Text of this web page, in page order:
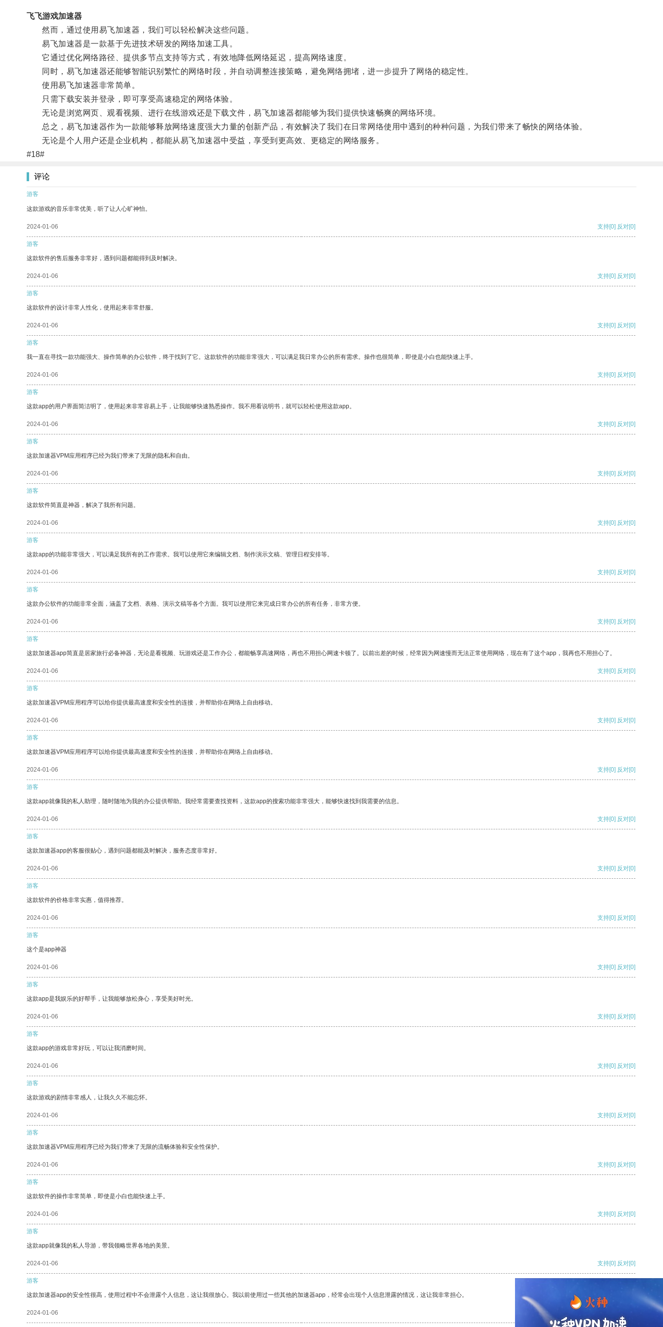
飞飞游戏加速器
然而，通过使用易飞加速器，我们可以轻松解决这些问题。
易飞加速器是一款基于先进技术研发的网络加速工具。
它通过优化网络路径、提供多节点支持等方式，有效地降低网络延迟，提高网络速度。
同时，易飞加速器还能够智能识别繁忙的网络时段，并自动调整连接策略，避免网络拥堵，进一步提升了网络的稳定性。
使用易飞加速器非常简单。
只需下载安装并登录，即可享受高速稳定的网络体验。
无论是浏览网页、观看视频、进行在线游戏还是下载文件，易飞加速器都能够为我们提供快速畅爽的网络环境。
总之，易飞加速器作为一款能够释放网络速度强大力量的创新产品，有效解决了我们在日常网络使用中遇到的种种问题，为我们带来了畅快的网络体验。
无论是个人用户还是企业机构，都能从易飞加速器中受益，享受到更高效、更稳定的网络服务。
#18#
评论
游客
这款游戏的音乐非常优美，听了让人心旷神怡。
2024-01-06 支持[0] 反对[0]
游客
这款软件的售后服务非常好，遇到问题都能得到及时解决。
2024-01-06 支持[0] 反对[0]
游客
这款软件的设计非常人性化，使用起来非常舒服。
2024-01-06 支持[0] 反对[0]
游客
我一直在寻找一款功能强大、操作简单的办公软件，终于找到了它。这款软件的功能非常强大，可以满足我日常办公的所有需求。操作也很简单，即使是小白也能快速上手。
2024-01-06 支持[0] 反对[0]
游客
这款app的用户界面简洁明了，使用起来非常容易上手，让我能够快速熟悉操作。我不用看说明书，就可以轻松使用这款app。
2024-01-06 支持[0] 反对[0]
游客
这款加速器VPM应用程序已经为我们带来了无限的隐私和自由。
2024-01-06 支持[0] 反对[0]
游客
这款软件简直是神器，解决了我所有问题。
2024-01-06 支持[0] 反对[0]
游客
这款app的功能非常强大，可以满足我所有的工作需求。我可以使用它来编辑文档、制作演示文稿、管理日程安排等。
2024-01-06 支持[0] 反对[0]
游客
这款办公软件的功能非常全面，涵盖了文档、表格、演示文稿等各个方面。我可以使用它来完成日常办公的所有任务，非常方便。
2024-01-06 支持[0] 反对[0]
游客
这款加速器app简直是居家旅行必备神器，无论是看视频、玩游戏还是工作办公，都能畅享高速网络，再也不用担心网速卡顿了。以前出差的时候，经常因为网速慢而无法正常使用网络，现在有了这个app，我再也不用担心了。
2024-01-06 支持[0] 反对[0]
游客
这款加速器VPM应用程序可以给你提供最高速度和安全性的连接，并帮助你在网络上自由移动。
2024-01-06 支持[0] 反对[0]
游客
这款加速器VPM应用程序可以给你提供最高速度和安全性的连接，并帮助你在网络上自由移动。
2024-01-06 支持[0] 反对[0]
游客
这款app就像我的私人助理，随时随地为我的办公提供帮助。我经常需要查找资料，这款app的搜索功能非常强大，能够快速找到我需要的信息。
2024-01-06 支持[0] 反对[0]
游客
这款加速器app的客服很贴心，遇到问题都能及时解决，服务态度非常好。
2024-01-06 支持[0] 反对[0]
游客
这款软件的价格非常实惠，值得推荐。
2024-01-06 支持[0] 反对[0]
游客
这个是app神器
2024-01-06 支持[0] 反对[0]
游客
这款app是我娱乐的好帮手，让我能够放松身心，享受美好时光。
2024-01-06 支持[0] 反对[0]
游客
这款app的游戏非常好玩，可以让我消磨时间。
2024-01-06 支持[0] 反对[0]
游客
这款游戏的剧情非常感人，让我久久不能忘怀。
2024-01-06 支持[0] 反对[0]
游客
这款加速器VPM应用程序已经为我们带来了无限的流畅体验和安全性保护。
2024-01-06 支持[0] 反对[0]
游客
这款软件的操作非常简单，即使是小白也能快速上手。
2024-01-06 支持[0] 反对[0]
游客
这款app就像我的私人导游，带我领略世界各地的美景。
2024-01-06 支持[0] 反对[0]
游客
这款加速器app的安全性很高，使用过程中不会泄露个人信息，这让我很放心。我以前使用过一些其他的加速器app，经常会出现个人信息泄露的情况，这让我非常担心。
2024-01-06